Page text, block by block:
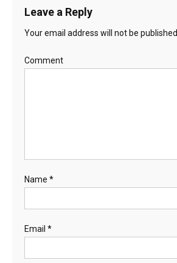
Leave a Reply
Your email address will not be published.
Comment
Name *
Email *